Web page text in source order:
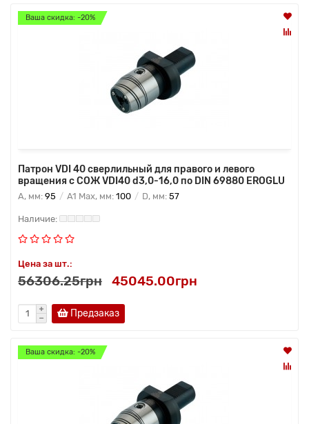
Ваша скидка: -20%
Патрон VDI 40 сверлильный для правого и левого
вращения с СОЖ VDI40 d3,0-16,0 по DIN 69880 EROGLU
A, мм: 95 A1 Max, мм: 100 D, мм: 57
Цена за шт.:
56306.25грн 45045.00грн
Предзаказ
Ваша скидка: -20%